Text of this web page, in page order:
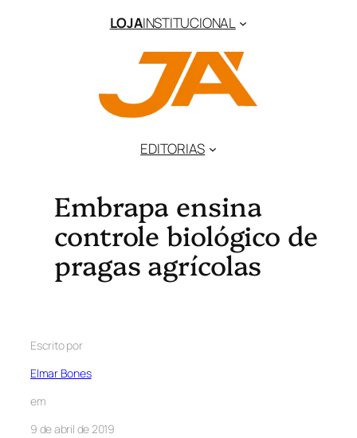
LOJAINSTITUCIONAL
EDITORIAS
Embrapa ensina
controle biológico de
pragas agrícolas
Escrito por
Elmar Bones
em
9 de abril de 2019